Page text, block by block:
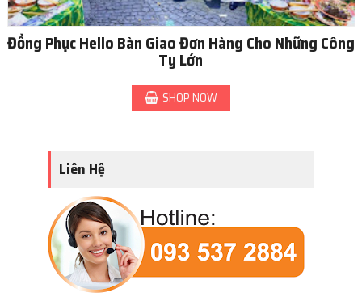
Đồng Phục Hello Bàn Giao Đơn Hàng Cho Những Công
Ty Lớn
SHOP NOW
Liên Hệ